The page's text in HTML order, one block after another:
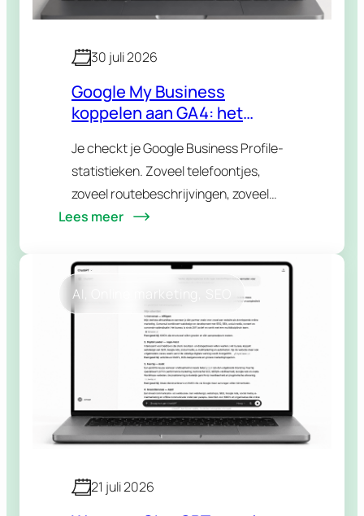
30 juli 2026
Google My Business
koppelen aan GA4: het
(2026)
Je checkt je Google Business Profile-
statistieken. Zoveel telefoontjes,
zoveel routebeschrijvingen, zoveel
klikks naar je website. Daarna spring je
gebeurt. Twee tabbladen, twee…
Lees meer
AI Online marketing
21 juli 2026